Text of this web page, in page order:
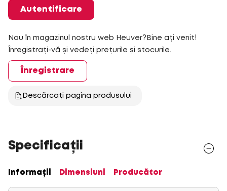
Autentificare
Nou în magazinul nostru web Heuver?Bine ați venit!
Înregistrați-vă și vedeți prețurile și stocurile.
Înregistrare
Descărcați pagina produsului
Specificații
Informații Dimensiuni Producător